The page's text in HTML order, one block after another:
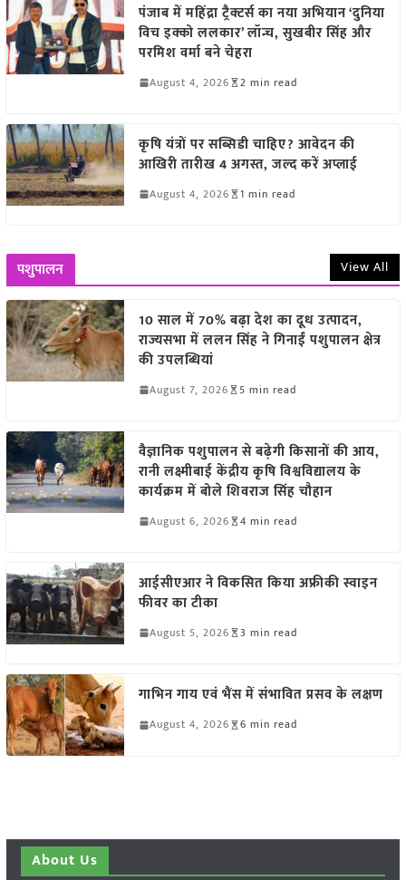
पंजाब में महिंद्रा ट्रैक्टर्स का नया अभियान ‘दुनिया
विच इक्को ललकार’ लॉन्च, सुखबीर सिंह और
परमिश वर्मा बने चेहरा
August 4, 2026 2 min read
कृषि यंत्रों पर सब्सिडी चाहिए? आवेदन की
आखिरी तारीख 4 अगस्त, जल्द करें अप्लाई
August 4, 2026 1 min read
पशुपालन View All
10 साल में 70% बढ़ा देश का दूध उत्पादन,
राज्यसभा में ललन सिंह ने गिनाईं पशुपालन क्षेत्र
की उपलब्धियां
August 7, 2026 5 min read
वैज्ञानिक पशुपालन से बढ़ेगी किसानों की आय,
रानी लक्ष्मीबाई केंद्रीय कृषि विश्वविद्यालय के
कार्यक्रम में बोले शिवराज सिंह चौहान
August 6, 2026 4 min read
आईसीएआर ने विकसित किया अफ्रीकी स्वाइन
फीवर का टीका
August 5, 2026 3 min read
गाभिन गाय एवं भैंस में संभावित प्रसव के लक्षण
August 4, 2026 6 min read
About Us